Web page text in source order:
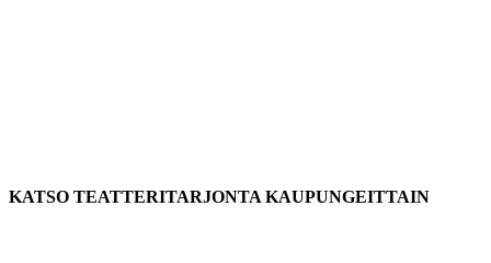
KATSO TEATTERITARJONTA KAUPUNGEITTAIN